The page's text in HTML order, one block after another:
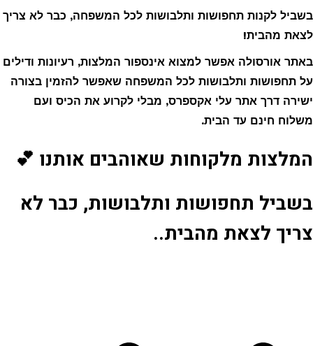
בשביל לקנות תחפושות ותלבושות לכל המשפחה, כבר לא צריך
לצאת מהבית!
באתר אורסולה אפשר למצוא אינספור המלצות, רעיונות ודילים
על תחפושות ותלבושות לכל המשפחה שאפשר להזמין בצורה
ישירה דרך אתר עלי אקספרס, מבלי לקרוע את הכיס ועם
משלוח חינם עד הבית.
המלצות מלקוחות שאוהבים אותנו 💕
בשביל תחפושות ותלבושות, כבר לא
צריך לצאת מהבית..